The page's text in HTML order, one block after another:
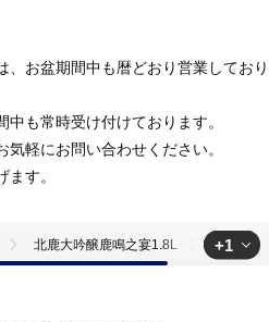
、お盆期間中も暦どおり営業しており
も常時受け付けております。
軽にお問い合わせください。
す。
北鹿大吟醸鹿鳴之宴1.8L 230P4001【
+1